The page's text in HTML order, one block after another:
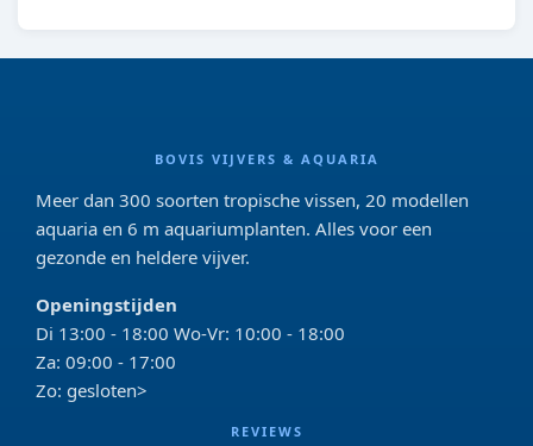
BOVIS VIJVERS & AQUARIA
Meer dan 300 soorten tropische vissen, 20 modellen
aquaria en 6 m aquariumplanten. Alles voor een
gezonde en heldere vijver.
Openingstijden
Di 13:00 - 18:00 Wo-Vr: 10:00 - 18:00
Za: 09:00 - 17:00
Zo: gesloten>
REVIEWS